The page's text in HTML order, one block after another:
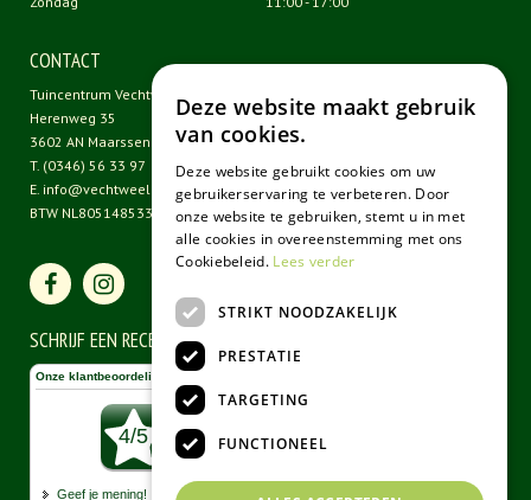
CONTACT
Tuincentrum Vechtweelde
Herenweg 35
3602 AN Maarssen
T. (0346) 56 33 97
E. info@vechtweelde.nl
BTW NL805148533B01
SCHRIJF EEN RECENSIE
Deze website maakt gebruik
van cookies.
Deze website gebruikt cookies om uw
gebruikerservaring te verbeteren. Door
onze website te gebruiken, stemt u in met
alle cookies in overeenstemming met ons
Cookiebeleid. Lees verder
STRIKT NOODZAKELIJK
PRESTATIE
TARGETING
FUNCTIONEEL